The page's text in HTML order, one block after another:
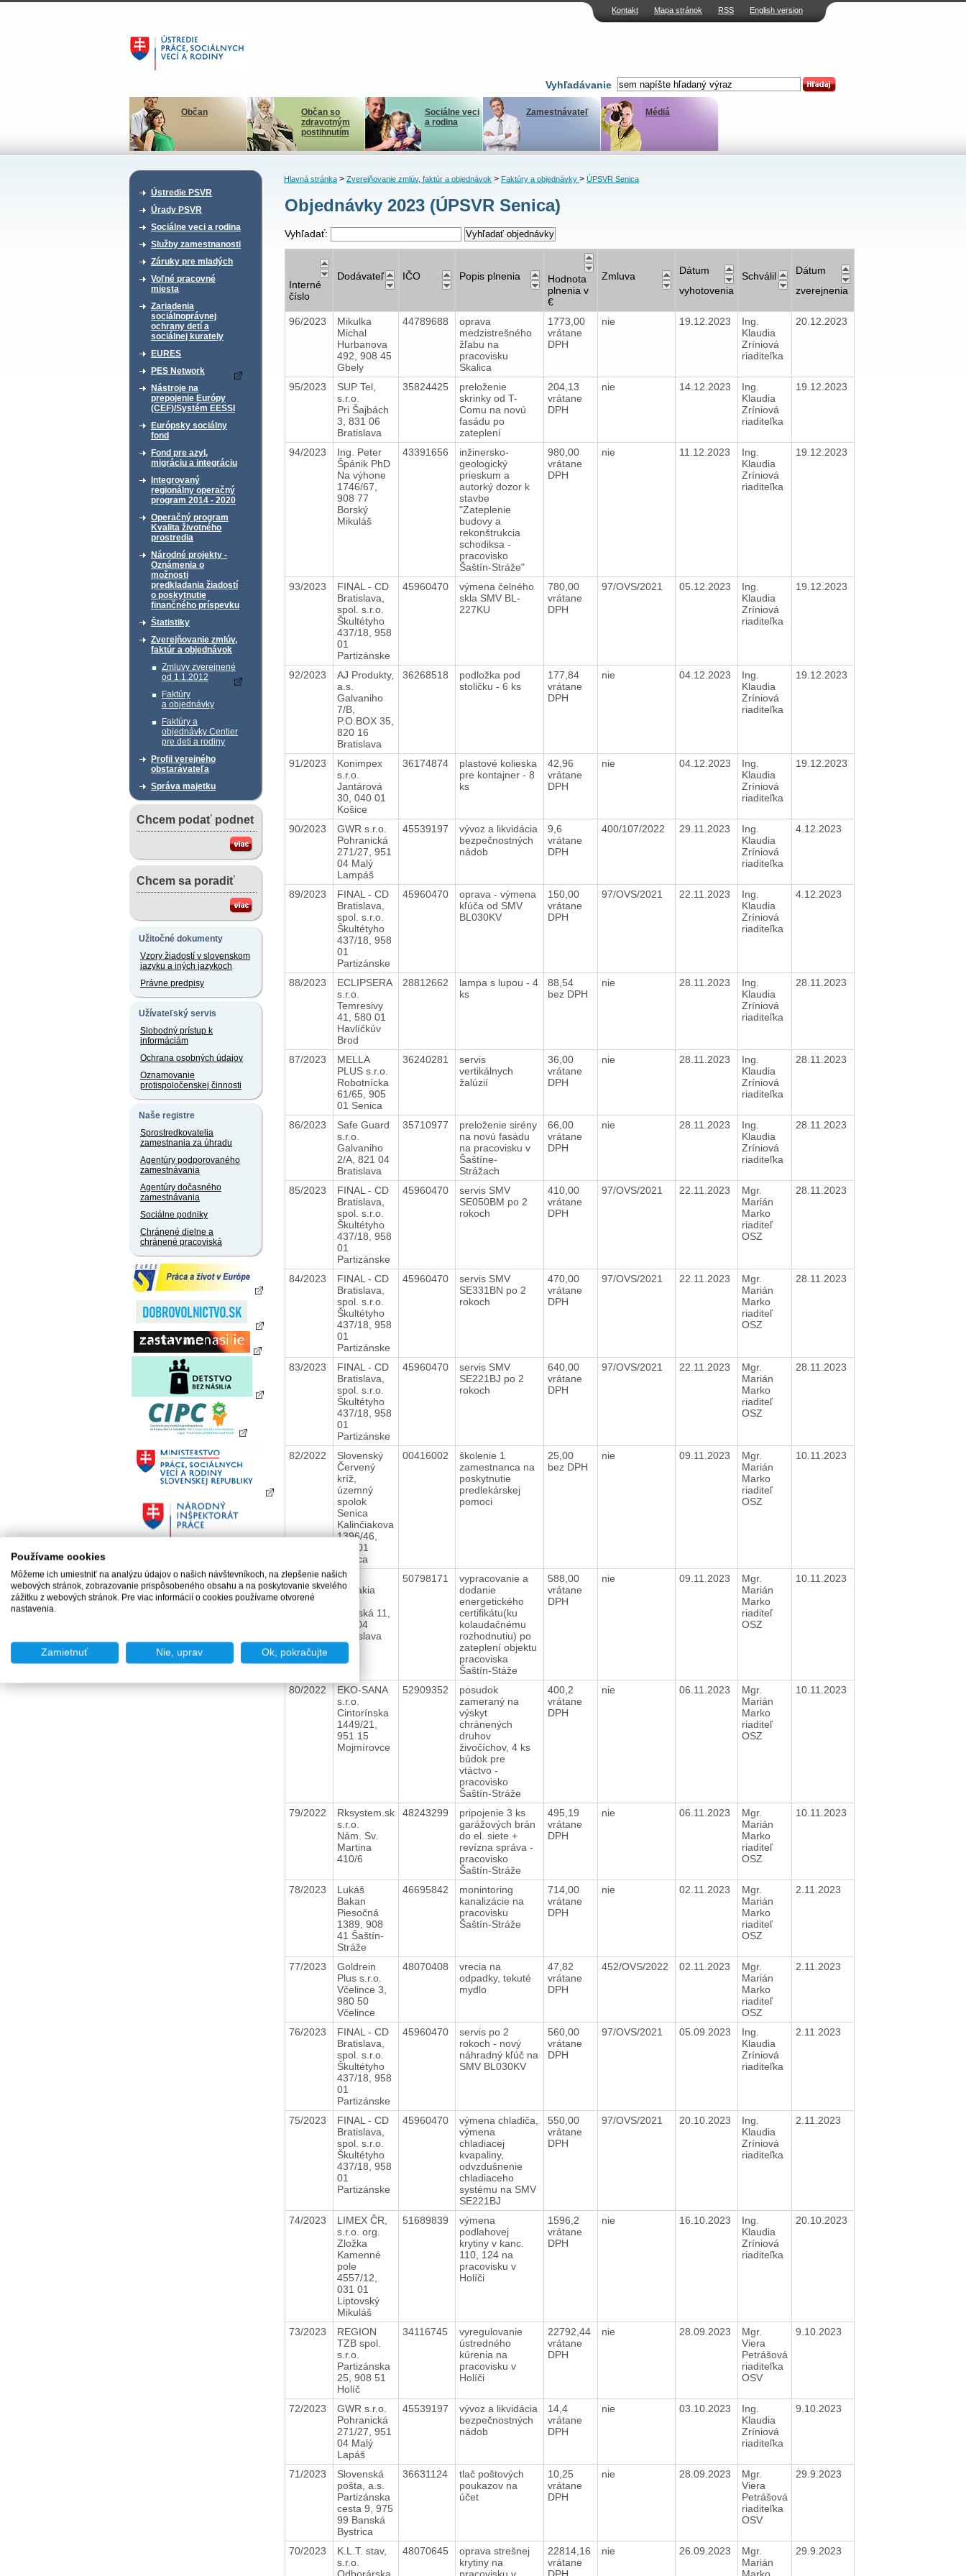
Kontakt Mapa stránok RSS English version
Vyhľadávanie
Občan
Občan so
zdravotným
postihnutím
Sociálne veci
a rodina
Zamestnávateľ Médiá
Ústredie PSVR
Úrady PSVR
Sociálne veci a rodina
Služby zamestnanosti
Záruky pre mladých
Voľné pracovné
miesta
Zariadenia
sociálnoprávnej
ochrany detí a
sociálnej kurately
EURES
PES Network
Nástroje na
prepojenie Európy
(CEF)/Systém EESSI
Európsky sociálny
fond
Fond pre azyl,
migráciu a integráciu
Integrovaný
regionálny operačný
program 2014 - 2020
Operačný program
Kvalita životného
prostredia
Národné projekty -
Oznámenia o
možnosti
predkladania žiadostí
o poskytnutie
finančného príspevku
Štatistiky
Zverejňovanie zmlúv,
faktúr a objednávok
Zmluvy zverejnené
od 1.1.2012
Faktúry
a objednávky
Faktúry a
objednávky Centier
pre deti a rodiny
Profil verejného
obstarávateľa
Správa majetku
Chcem podať podnet
Chcem sa poradiť
Užitočné dokumenty
Vzory žiadostí v slovenskom
jazyku a iných jazykoch
Právne predpisy
Užívateľský servis
Slobodný prístup k
informáciám
Ochrana osobných údajov
Oznamovanie
protispoločenskej činnosti
Naše registre
Sprostredkovatelia
zamestnania za úhradu
Agentúry podporovaného
zamestnávania
Agentúry dočasného
zamestnávania
Sociálne podniky
Chránené dielne a
chránené pracoviská
Hlavná stránka> Zverejňovanie zmlúv, faktúr a objednávok> Faktúry a objednávky > ÚPSVR Senica
Objednávky 2023 (ÚPSVR Senica)
Vyhľadať:
Interné
číslo
Dodávateľ IČO Popis plnenia
Hodnota
plnenia v
€
Zmluva
Dátum
vyhotovenia
Schválil
Dátum
zverejnenia
96/2023
Mikulka
Michal
Hurbanova
492, 908 45
Gbely
44789688
oprava
medzistrešného
žľabu na
pracovisku
Skalica
1773,00
vrátane
DPH
nie 19.12.2023
Ing.
Klaudia
Zríniová
riaditeľka
20.12.2023
95/2023
SUP Tel,
s.r.o.
Pri Šajbách
3, 831 06
Bratislava
35824425
preloženie
skrinky od T-
Comu na novú
fasádu po
zateplení
204,13
vrátane
DPH
nie 14.12.2023
Ing.
Klaudia
Zríniová
riaditeľka
19.12.2023
94/2023
Ing. Peter
Špánik PhD
Na výhone
1746/67,
908 77
Borský
Mikuláš
43391656
inžinersko-
geologický
prieskum a
autorký dozor k
stavbe
"Zateplenie
budovy a
rekonštrukcia
schodiksa -
pracovisko
Šaštín-Stráže"
980,00
vrátane
DPH
nie 11.12.2023
Ing.
Klaudia
Zríniová
riaditeľka
19.12.2023
93/2023
FINAL - CD
Bratislava,
spol. s.r.o.
Škultétyho
437/18, 958
01
Partizánske
45960470
výmena čelného
skla SMV BL-
227KU
780,00
vrátane
DPH
97/OVS/2021 05.12.2023
Ing.
Klaudia
Zríniová
riaditeľka
19.12.2023
92/2023
AJ Produkty,
a.s.
Galvaniho
7/B,
P.O.BOX 35,
820 16
Bratislava
36268518
podložka pod
stoličku - 6 ks
177,84
vrátane
DPH
nie 04.12.2023
Ing.
Klaudia
Zríniová
riaditeľka
19.12.2023
91/2023
Konimpex
s.r.o.
Jantárová
30, 040 01
Košice
36174874
plastové kolieska
pre kontajner - 8
ks
42,96
vrátane
DPH
nie 04.12.2023
Ing.
Klaudia
Zríniová
riaditeľka
19.12.2023
90/2023
GWR s.r.o.
Pohranická
271/27, 951
04 Malý
Lampáš
45539197
vývoz a likvidácia
bezpečnostných
nádob
9,6
vrátane
DPH
400/107/2022 29.11.2023
Ing.
Klaudia
Zríniová
riaditeľka
4.12.2023
89/2023
FINAL - CD
Bratislava,
spol. s.r.o.
Škultétyho
437/18, 958
01
Partizánske
45960470
oprava - výmena
kľúča od SMV
BL030KV
150,00
vrátane
DPH
97/OVS/2021 22.11.2023
Ing.
Klaudia
Zríniová
riaditeľka
4.12.2023
88/2023
ECLIPSERA
s.r.o.
Temresivy
41, 580 01
Havlíčkúv
Brod
28812662
lampa s lupou - 4
ks
88,54
bez DPH
nie 28.11.2023
Ing.
Klaudia
Zríniová
riaditeľka
28.11.2023
87/2023
MELLA
PLUS s.r.o.
Robotnícka
61/65, 905
01 Senica
36240281
servis
vertikálnych
žalúzií
36,00
vrátane
DPH
nie 28.11.2023
Ing.
Klaudia
Zríniová
riaditeľka
28.11.2023
86/2023
Safe Guard
s.r.o.
Galvaniho
2/A, 821 04
Bratislava
35710977
preloženie sirény
na novú fasádu
na pracovisku v
Šaštíne-
Strážach
66,00
vrátane
DPH
nie 28.11.2023
Ing.
Klaudia
Zríniová
riaditeľka
28.11.2023
85/2023
FINAL - CD
Bratislava,
spol. s.r.o.
Škultétyho
437/18, 958
01
Partizánske
45960470
servis SMV
SE050BM po 2
rokoch
410,00
vrátane
DPH
97/OVS/2021 22.11.2023
Mgr.
Marián
Marko
riaditeľ
OSZ
28.11.2023
84/2023
FINAL - CD
Bratislava,
spol. s.r.o.
Škultétyho
437/18, 958
01
Partizánske
45960470
servis SMV
SE331BN po 2
rokoch
470,00
vrátane
DPH
97/OVS/2021 22.11.2023
Mgr.
Marián
Marko
riaditeľ
OSZ
28.11.2023
83/2023
FINAL - CD
Bratislava,
spol. s.r.o.
Škultétyho
437/18, 958
01
Partizánske
45960470
servis SMV
SE221BJ po 2
rokoch
640,00
vrátane
DPH
97/OVS/2021 22.11.2023
Mgr.
Marián
Marko
riaditeľ
OSZ
28.11.2023
82/2022
Slovenský
Červený
kríž,
územný
spolok
Senica
Kalinčiakova
1396/46,
905 01
Senica
00416002
školenie 1
zamestnanca na
poskytnutie
predlekárskej
pomoci
25,00
bez DPH
nie 09.11.2023
Mgr.
Marián
Marko
riaditeľ
OSZ
10.11.2023
81/2022
Lipa
Slovakia
Pražská 11,
811 04
Bratislava
50798171
vypracovanie a
dodanie
energetického
certifikátu(ku
kolaudačnému
rozhodnutiu) po
zateplení objektu
pracoviska
Šaštín-Stáže
588,00
vrátane
DPH
nie 09.11.2023
Mgr.
Marián
Marko
riaditeľ
OSZ
10.11.2023
80/2022
EKO-SANA
s.r.o.
Cintorínska
1449/21,
951 15
Mojmírovce
52909352
posudok
zameraný na
výskyt
chránených
druhov
živočíchov, 4 ks
búdok pre
vtáctvo -
pracovisko
Šaštín-Stráže
400,2
vrátane
DPH
nie 06.11.2023
Mgr.
Marián
Marko
riaditeľ
OSZ
10.11.2023
79/2022
Rksystem.sk
s.r.o.
Nám. Sv.
Martina
410/6
48243299
pripojenie 3 ks
garážových brán
do el. siete +
revízna správa -
pracovisko
Šaštín-Stráže
495,19
vrátane
DPH
nie 06.11.2023
Mgr.
Marián
Marko
riaditeľ
OSZ
10.11.2023
78/2023
Lukáš
Bakan
Piesočná
1389, 908
41 Šaštín-
Stráže
46695842
monintoring
kanalizácie na
pracovisku
Šaštín-Stráže
714,00
vrátane
DPH
nie 02.11.2023
Mgr.
Marián
Marko
riaditeľ
OSZ
2.11.2023
77/2023
Goldrein
Plus s.r.o.
Včelince 3,
980 50
Včelince
48070408
vrecia na
odpadky, tekuté
mydlo
47,82
vrátane
DPH
452/OVS/2022 02.11.2023
Mgr.
Marián
Marko
riaditeľ
OSZ
2.11.2023
76/2023
FINAL - CD
Bratislava,
spol. s.r.o.
Škultétyho
437/18, 958
01
Partizánske
45960470
servis po 2
rokoch - nový
náhradný kľúč na
SMV BL030KV
560,00
vrátane
DPH
97/OVS/2021 05.09.2023
Ing.
Klaudia
Zríniová
riaditeľka
2.11.2023
75/2023
FINAL - CD
Bratislava,
spol. s.r.o.
Škultétyho
437/18, 958
01
Partizánske
45960470
výmena chladiča,
výmena
chladiacej
kvapaliny,
odvzdušnenie
chladiaceho
systému na SMV
SE221BJ
550,00
vrátane
DPH
97/OVS/2021 20.10.2023
Ing.
Klaudia
Zríniová
riaditeľka
2.11.2023
74/2023
LIMEX ČR,
s.r.o. org.
Zložka
Kamenné
pole
4557/12,
031 01
Liptovský
Mikuláš
51689839
výmena
podlahovej
krytiny v kanc.
110, 124 na
pracovisku v
Holíči
1596,2
vrátane
DPH
nie 16.10.2023
Ing.
Klaudia
Zríniová
riaditeľka
20.10.2023
73/2023
REGION
TZB spol.
s.r.o.
Partizánska
25, 908 51
Holíč
34116745
vyregulovanie
ústredného
kúrenia na
pracovisku v
Holíči
22792,44
vrátane
DPH
nie 28.09.2023
Mgr.
Viera
Petrášová
riaditeľka
OSV
9.10.2023
72/2023
GWR s.r.o.
Pohranická
271/27, 951
04 Malý
Lapáš
45539197
vývoz a likvidácia
bezpečnostných
nádob
14,4
vrátane
DPH
nie 03.10.2023
Ing.
Klaudia
Zríniová
riaditeľka
9.10.2023
71/2023
Slovenská
pošta, a.s.
Partizánska
cesta 9, 975
99 Banská
Bystrica
36631124
tlač poštových
poukazov na
účet
10,25
vrátane
DPH
nie 28.09.2023
Mgr.
Viera
Petrášová
riaditeľka
OSV
29.9.2023
70/2023
K.L.T. stav,
s.r.o.
48070645
oprava strešnej
krytiny na
22814,16
vrátane
nie 26.09.2023
Mgr.
Marián
29.9.2023
Používame cookies
Môžeme ich umiestniť na analýzu údajov o našich návštevníkoch, na zlepšenie našich
webových stránok, zobrazovanie prispôsobeného obsahu a na poskytovanie skvelého
zážitku z webových stránok. Pre viac informácií o cookies používame otvorené
nastavenia.
Zamietnuť Nie, uprav Ok, pokračujte